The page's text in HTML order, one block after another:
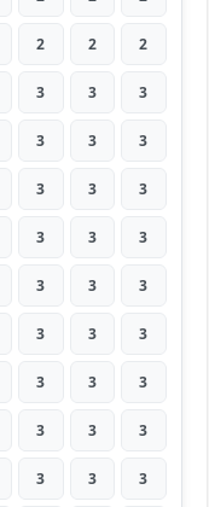
2 2 2
3 3 3
3 3 3
3 3 3
3 3 3
3 3 3
3 3 3
3 3 3
3 3 3
3 3 3